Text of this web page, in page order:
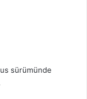
sürümünde